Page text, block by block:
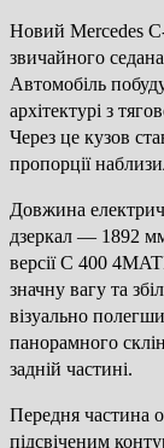
Новий Mercedes C-
звичайного
Автомобіль
архітектурі з
Через це кузов
пропорції
Довжина
дзеркал — 1892
версії C 400
значну вагу та
візуально
панорамного
задній частині.
Передня частина
підсвіченим